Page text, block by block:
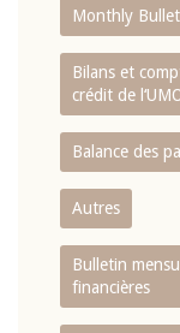
Monthly
Bilans et
crédit de
Balance des
Autres
Bulletin
financières